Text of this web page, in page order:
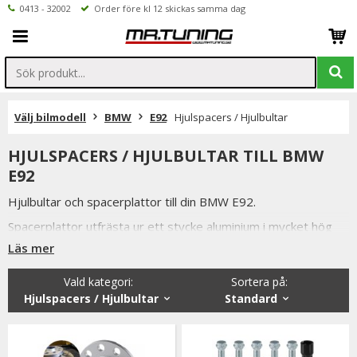
0413 - 32002 Order före kl 12 skickas samma dag
Välj bilmodell BMW E92 Hjulspacers / Hjulbultar
HJULSPACERS / HJULBULTAR TILL BMW
E92
Hjulbultar och spacerplattor till din BMW E92.
Spacerplattor utfrästa ur ett stycke aluminium i mycket hög
kvalitet.
Alla våra hjulbultar, låsbultar och hjulspacers är av högsta
kvalitet samtidigt som vi håller konkurrenskraftiga priser och
snabba leveranser.
BMW E92.
Läs mer
Sortera på:
Standard
Vald kategori:
Hjulspacers / Hjulbultar